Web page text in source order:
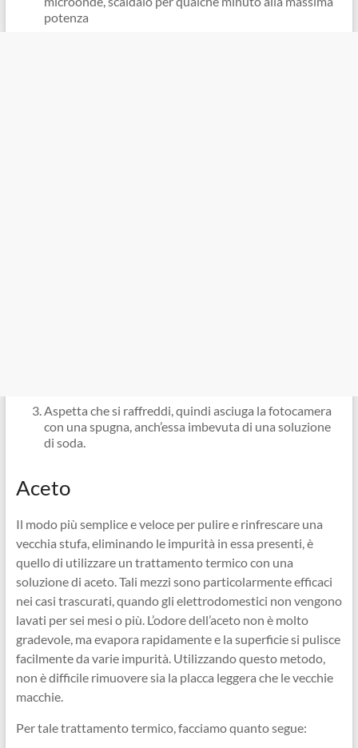
potenza
Aspetta che si raffreddi, quindi asciuga la fotocamera
con una spugna, anch’essa imbevuta di una soluzione
di soda.
Aceto
Il modo più semplice e veloce per pulire e rinfrescare una
vecchia stufa, eliminando le impurità in essa presenti, è
quello di utilizzare un trattamento termico con una
soluzione di aceto. Tali mezzi sono particolarmente efficaci
nei casi trascurati, quando gli elettrodomestici non vengono
lavati per sei mesi o più. L’odore dell’aceto non è molto
gradevole, ma evapora rapidamente e la superficie si pulisce
facilmente da varie impurità. Utilizzando questo metodo,
non è difficile rimuovere sia la placca leggera che le vecchie
macchie.
Per tale trattamento termico, facciamo quanto segue: